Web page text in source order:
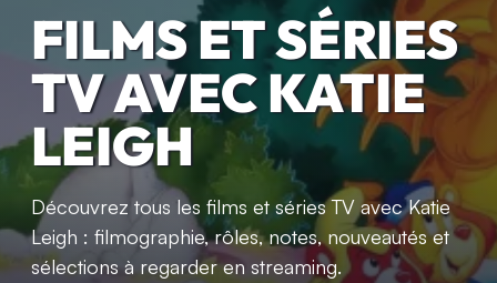
FILMS ET SÉRIES
TV AVEC KATIE
LEIGH
Découvrez tous les films et séries TV avec Katie
Leigh : filmographie, rôles, notes, nouveautés et
sélections à regarder en streaming.